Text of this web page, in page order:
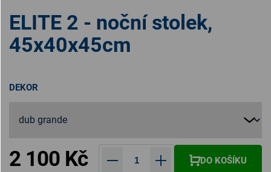
DEKOR
2 100 Kč DO KOŠÍKU
ELITE 2 - noční stolek,
45x40x45cm